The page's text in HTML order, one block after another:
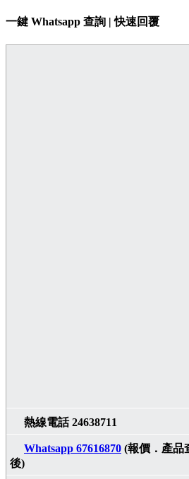
一鍵 Whatsapp 查詢 | 快速回覆
熱線電話 24638711
Whatsapp 67616870 (報價．產品
後)